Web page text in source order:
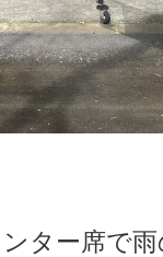
ター席で